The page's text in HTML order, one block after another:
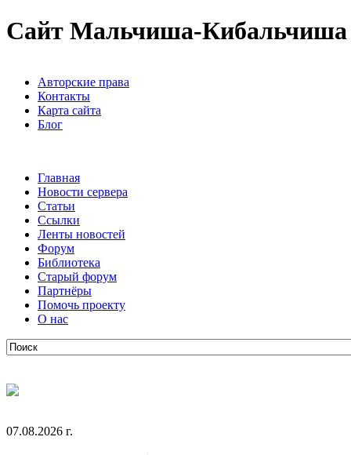
Сайт Мальчиша-Кибальчиша
Авторские права
Контакты
Карта сайта
Блог
Главная
Новости сервера
Статьи
Ссылки
Ленты новостей
Форум
Библиотека
Старый форум
Партнёры
Помочь проекту
О нас
07.08.2026 г.